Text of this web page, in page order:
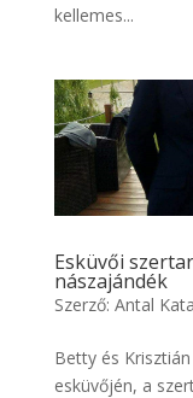
kellemes...
Esküvői
nászajándék
Szerző: Antal
Betty és
esküvőjén, a